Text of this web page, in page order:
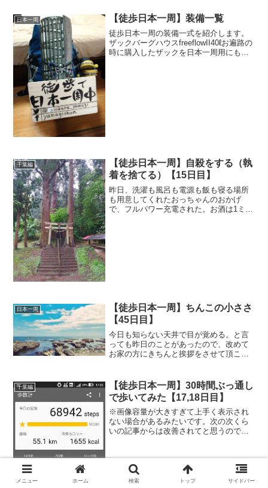
日本一周 【徒歩日本一周】装備一覧
徒歩日本一周の装備一式を紹介します。
ザックバーグハウスfreeflowII40ℓお遍路の
時に購入したザックを日本一周用にも使
千葉編
【徒歩日本一周】自殺をする（執
着を捨てる）【15日目】
昨日、洗濯も風呂も電源も飯も寝る場所
も用意してくれたおっちゃんのおかげ
で、フルパワー充電された。お酒は1ミリ
日本一周
【徒歩日本一周】ちんこの小ささ
【45日目】
今日も知らない天井で目が覚める。と言
っても昨日のことがあったので、改めて
お家の方にきちんと挨拶をさせて頂こう
ける。すると普通に「おはようございま
すー」と返事が返ってきた...
千葉編
【徒歩日本一周】30時間ぶっ通し
で歩いてみた【17,18日目】
※画像容量が大きすぎて上手く表示され
ない場合があるみたいです。次の次くら
いの記事からは改善されてと思うのでし
を張ったらすぐ眠りに落ちた。公民館は9
時かららしかったのでそ...
メニュー ホーム 検索 トップ サイドバー